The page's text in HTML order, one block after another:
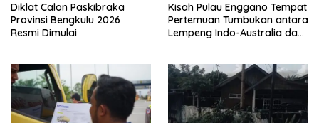
Diklat Calon Paskibraka
Provinsi Bengkulu 2026
Resmi Dimulai
Kisah Pulau Enggano Tempat
Pertemuan Tumbukan antara
Lempeng Indo-Australia dan
Terjadi Pelepasan Energi
Mendadak Potensi Gempa
8.4 SR dan Picu Tsunami 15
Meter